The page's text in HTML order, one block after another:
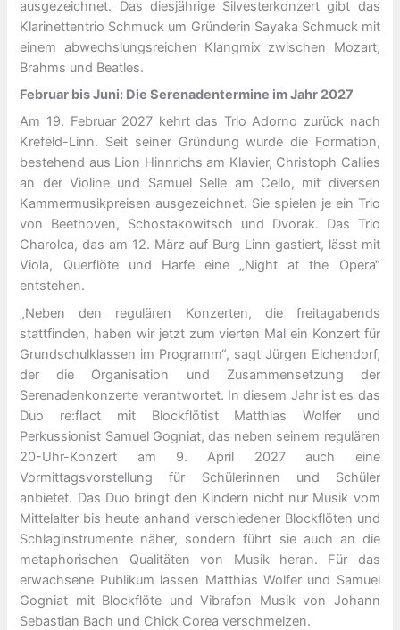
ausgezeichnet. Das diesjährige Silvesterkonzert gibt das
Klarinettentrio Schmuck um Gründerin Sayaka Schmuck mit
einem abwechslungsreichen Klangmix zwischen Mozart,
Brahms und Beatles.
Februar bis Juni: Die Serenadentermine im Jahr 2027
Am 19. Februar 2027 kehrt das Trio Adorno zurück nach
Krefeld-Linn. Seit seiner Gründung wurde die Formation,
bestehend aus Lion Hinnrichs am Klavier, Christoph Callies
an der Violine und Samuel Selle am Cello, mit diversen
Kammermusikpreisen ausgezeichnet. Sie spielen je ein Trio
von Beethoven, Schostakowitsch und Dvorak. Das Trio
Charolca, das am 12. März auf Burg Linn gastiert, lässt mit
Viola, Querflöte und Harfe eine „Night at the Opera“
entstehen.
„Neben den regulären Konzerten, die freitagabends
stattfinden, haben wir jetzt zum vierten Mal ein Konzert für
Grundschulklassen im Programm“, sagt Jürgen Eichendorf,
der die Organisation und Zusammensetzung der
Serenadenkonzerte verantwortet. In diesem Jahr ist es das
Duo re:flact mit Blockflötist Matthias Wolfer und
Perkussionist Samuel Gogniat, das neben seinem regulären
20-Uhr-Konzert am 9. April 2027 auch eine
Vormittagsvorstellung für Schülerinnen und Schüler
anbietet. Das Duo bringt den Kindern nicht nur Musik vom
Mittelalter bis heute anhand verschiedener Blockflöten und
Schlaginstrumente näher, sondern führt sie auch an die
metaphorischen Qualitäten von Musik heran. Für das
erwachsene Publikum lassen Matthias Wolfer und Samuel
Gogniat mit Blockflöte und Vibrafon Musik von Johann
Sebastian Bach und Chick Corea verschmelzen.